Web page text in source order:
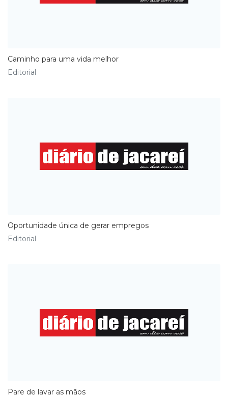
Caminho para uma vida melhor
Editorial
Oportunidade única de gerar empregos
Editorial
Pare de lavar as mãos